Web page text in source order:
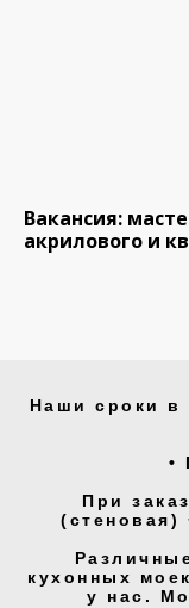
Вакансия:
акрилового и
Наши сроки в
•
При
(стеновая)
кухонных
у нас.